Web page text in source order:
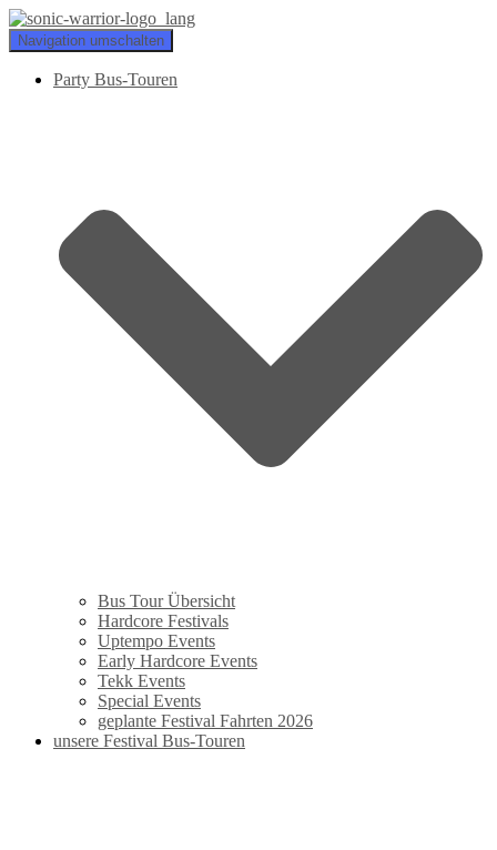
Navigation umschalten
Party Bus-Touren
Bus Tour Übersicht
Hardcore Festivals
Uptempo Events
Early Hardcore Events
Tekk Events
Special Events
geplante Festival Fahrten 2026
unsere Festival Bus-Touren